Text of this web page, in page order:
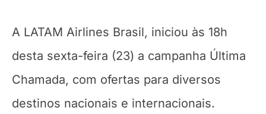
A LATAM Airlines Brasil, iniciou às 18h
desta sexta-feira (23) a campanha Última
Chamada, com ofertas para diversos
destinos nacionais e internacionais.